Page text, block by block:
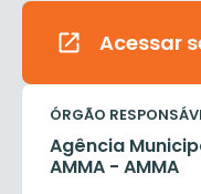
Acessar
ÓRGÃO
Agência
AMMA - AMMA